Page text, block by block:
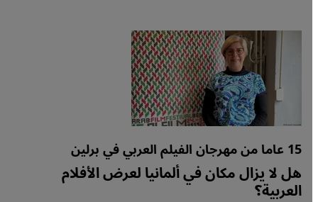
15 عاما من مهرجان الفيلم العربي في برلين
هل لا يزال مكان في ألمانيا لعرض الأفلام
العربية؟